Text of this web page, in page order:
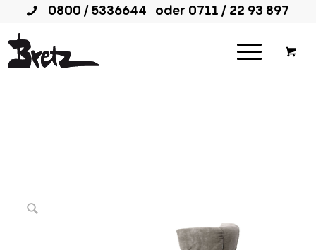
0800 / 5336644 oder 0711 / 22 93 897